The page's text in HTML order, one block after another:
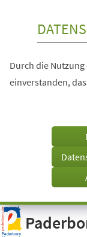
Visuelle
Assistenzsoftware
öffnen.
Durch die
einverstanden,